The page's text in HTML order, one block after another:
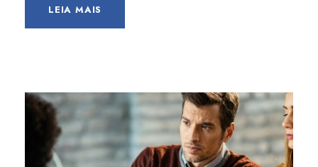
LEIA MAIS